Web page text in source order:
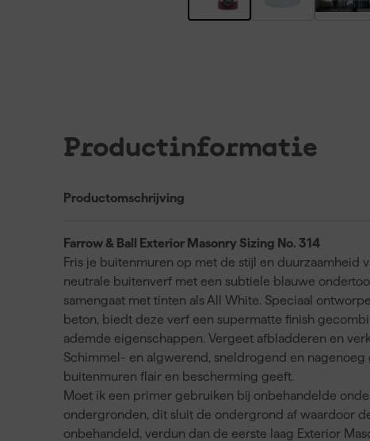
Productinformatie
Productomschrijving
Farrow & Ball Exterior Masonry Sizing No. 314
Fris je buitenmuren op met de stijl en duurzaamheid
neutrale buitenverf met een subtiele blauwe
samengaat met tinten als All White. Speciaal
beton, biedt deze verf een supermatte finish
ademde eigenschappen. Vergeet afbladderen en
Schimmel- en algwerend, sneldrogend en
buitenmuren flair en bescherming geeft.
Moet ik een primer gebruiken bij onbehandelde
ondergronden, dit sluit de ondergrond af waardoor
onbehandeld, verdun dan de eerste laag Exterior